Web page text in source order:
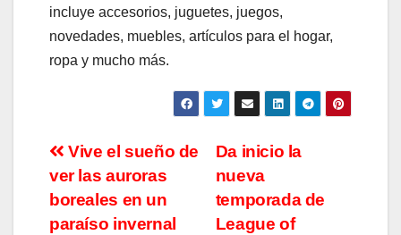
incluye accesorios, juguetes, juegos,
novedades, muebles, artículos para el hogar,
ropa y mucho más.
Navegación
de
Da inicio la
nueva
temporada de
League of
Vive el sueño de
ver las auroras
boreales en un
paraíso invernal